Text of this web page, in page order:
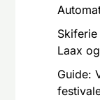
Laax
Guide: